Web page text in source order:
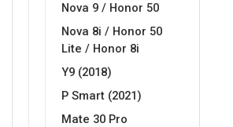
Nova 9 / Honor 50
Nova 8i / Honor 50
Lite / Honor 8i
Y9 (2018)
P Smart (2021)
Mate 30 Pro
Za njega